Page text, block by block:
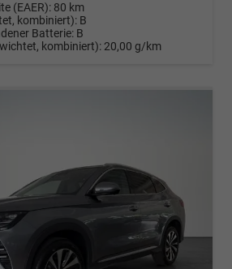
(EAER): 80 km
kombiniert): B
Batterie: B
kombiniert): 20,00 g/km